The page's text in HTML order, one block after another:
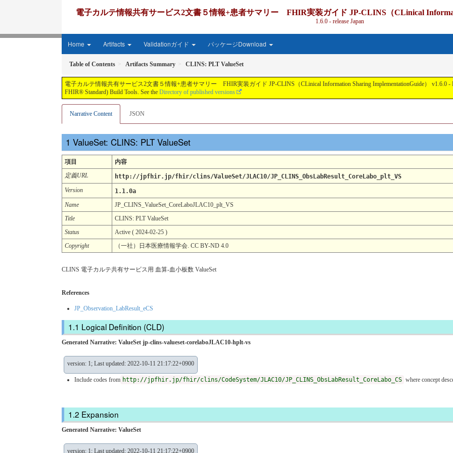
電子カルテ情報共有サービス2文書５情報+患者サマリー FHIR実装ガイド JP-CLINS（CLinical
1.6.0 - release Japan
Home Artifacts Validationガイド パッケージDownload
Table of Contents Artifacts Summary CLINS: PLT ValueSet
電子カルテ情報共有サービス2文書５情報+患者サマリー FHIR実装ガイド JP-CLINS（CLinical Information Sharing ImplementationGuide） v1.6.0 -
FHIR® Standard) Build Tools. See the Directory of published versions
Narrative Content JSON
ValueSet: CLINS: PLT ValueSet
項目
内容
定義URL
http://jpfhir.jp/fhir/clins/ValueSet/JLAC10/JP_CLINS_ObsLabResult_CoreLabo_plt_VS
Version
1.1.0a
Name
JP_CLINS_ValueSet_CoreLaboJLAC10_plt_VS
Title
CLINS: PLT ValueSet
Status
Active ( 2024-02-25 )
Copyright
（一社）日本医療情報学会. CC BY-ND 4.0
CLINS 電子カルテ共有サービス用 血算-血小板数 ValueSet
References
JP_Observation_LabResult_eCS
Logical Definition (CLD)
Generated Narrative: ValueSet jp-clins-valueset-corelaboJLAC10-hplt-vs
version: 1; Last updated: 2022-10-11 21:17:22+0900
Include codes from http://jpfhir.jp/fhir/clins/CodeSystem/JLAC10/JP_CLINS_ObsLabResult_CoreLabo_CS where concept
Expansion
Generated Narrative: ValueSet
version: 1; Last updated: 2022-10-11 21:17:22+0900